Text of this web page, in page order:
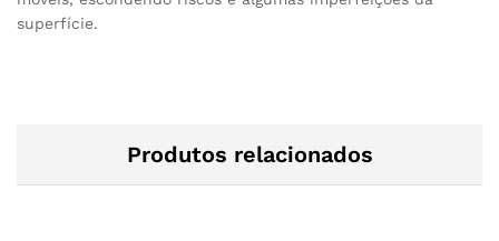
superfície.
Produtos relacionados